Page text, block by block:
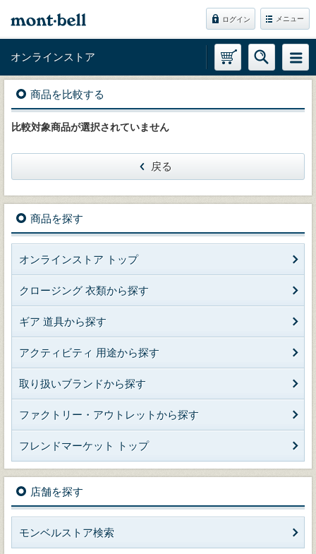
ログイン メニュー
オンラインストア
商品を比較する
比較対象商品が選択されていません
戻る
商品を探す
オンラインストア トップ
クロージング 衣類から探す
ギア 道具から探す
アクティビティ 用途から探す
取り扱いブランドから探す
ファクトリー・アウトレットから探す
フレンドマーケット トップ
店舗を探す
モンベルストア検索